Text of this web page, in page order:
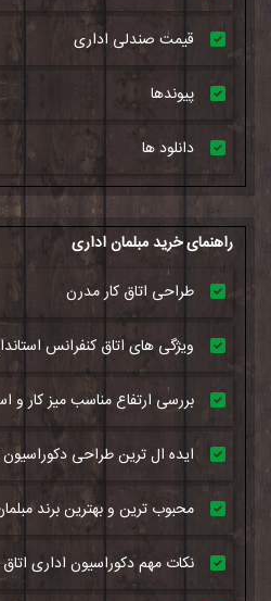
قیمت صندلی اداری
پیوندها
دانلود ها
راهنمای خرید مبلمان اداری
طراحی اتاق کار مدرن
ویژگی های اتاق کنفرانس
بررسی ارتفاع مناسب میز کار و
ایده ال ترین طراحی
محبوب ترین و بهترین برند
نکات مهم دکوراسیون اداری